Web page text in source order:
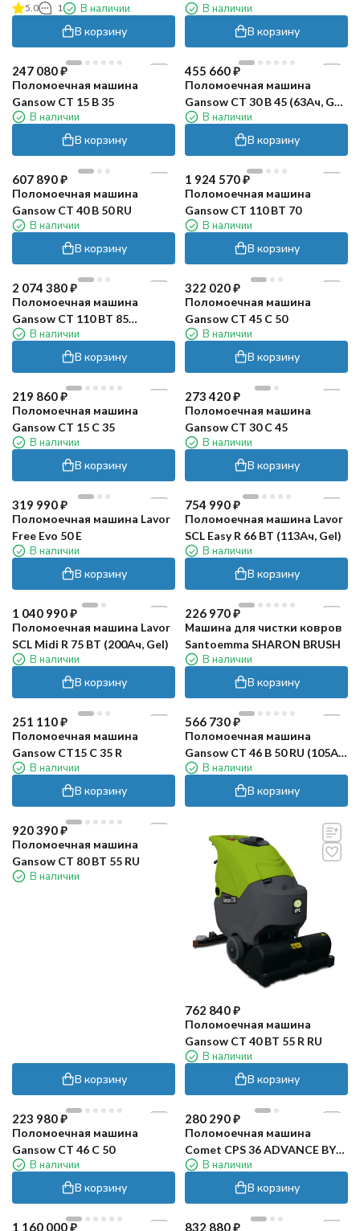
5.0 1 В наличии
В корзину
В наличии
В корзину
247 080₽
Поломоечная машина
Gansow CT 15 B 35
В наличии
В корзину
455 660₽
Поломоечная машина
Gansow CT 30 B 45 (63Ач, Gel,
ЗУ)В наличии
В корзину
607 890₽
Поломоечная машина
Gansow CT 40 B 50 RU
В наличии
В корзину
1 924 570₽
Поломоечная машина
Gansow CT 110 BT 70
В наличии
В корзину
2 074 380₽
Поломоечная машина
Gansow CT 110 BT 85
(АКБ+ЗУ)
В наличии
В корзину
322 020₽
Поломоечная машина
Gansow CT 45 C 50
В наличии
В корзину
219 860₽
Поломоечная машина
Gansow CT 15 C 35
В наличии
В корзину
273 420₽
Поломоечная машина
Gansow CT 30 C 45
В наличии
В корзину
319 990₽
Поломоечная машина Lavor
Free Evo 50 E
В наличии
В корзину
754 990₽
Поломоечная машина Lavor
SCL Easy R 66 BT (113Ач, Gel)
В наличии
В корзину
1 040 990₽
Поломоечная машина Lavor
SCL Midi R 75 BT (200Ач, Gel)
В наличии
В корзину
226 970₽
Машина для чистки ковров
Santoemma SHARON BRUSH
В наличии
В корзину
251 110₽
Поломоечная машина
Gansow CT15 C 35 R
В наличии
В корзину
566 730₽
Поломоечная машина
Gansow CT 46 B 50 RU (105Ач,
Gel)В наличии
В корзину
920 390₽
Поломоечная машина
Gansow CT 80 BT 55 RU
В наличии
В корзину
762 840₽
Поломоечная машина
Gansow CT 40 BT 55 R RU
В наличии
В корзину
223 980₽
Поломоечная машина
Gansow CT 46 C 50
В наличии
В корзину
280 290₽
Поломоечная машина
Comet CPS 36 ADVANCE BY
(без АКБ)
В наличии
В корзину
1 160 000₽ 832 880₽